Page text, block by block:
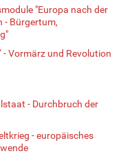
"Europa nach der
- Bürgertum,
- Vormärz und Revolution
- Durchbruch der
- europäisches